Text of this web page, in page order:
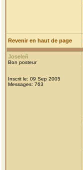
Revenir en haut de page
Joseleñ
Bon posteur
Inscrit le: 09 Sep 2005
Messages: 763